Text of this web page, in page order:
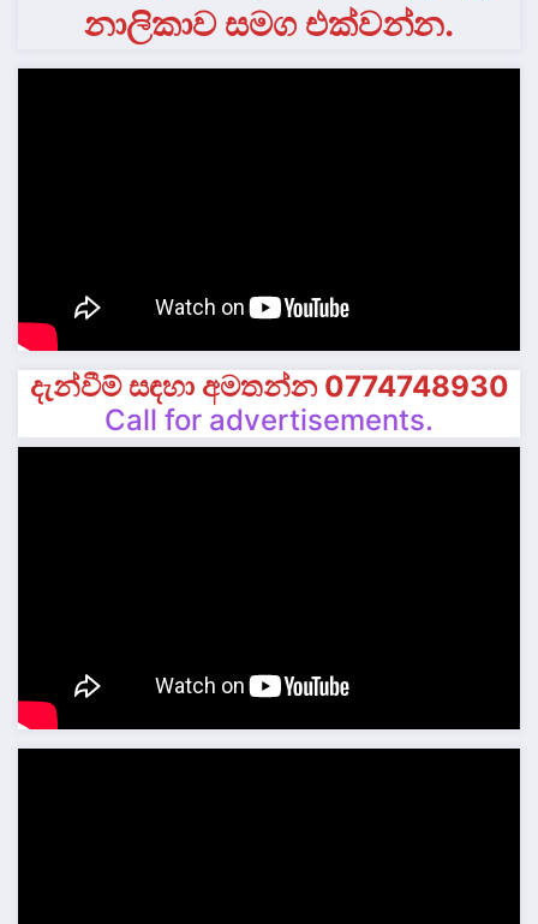
නාලිකාව සමග එක්වන්න.
දැන්වීම් සඳහා අමතන්න 0774748930
Call for advertisements.